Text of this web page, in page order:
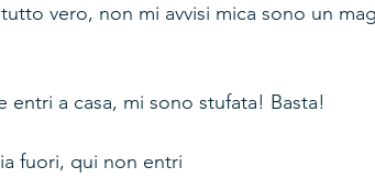
entri a casa, mi sono stufata! Basta!
fuori, qui non entri